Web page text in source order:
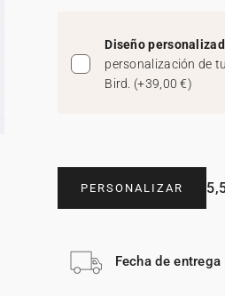
Diseño
personalización de
Bird. (+39,00 €)
PERSONALIZAR
Fecha de